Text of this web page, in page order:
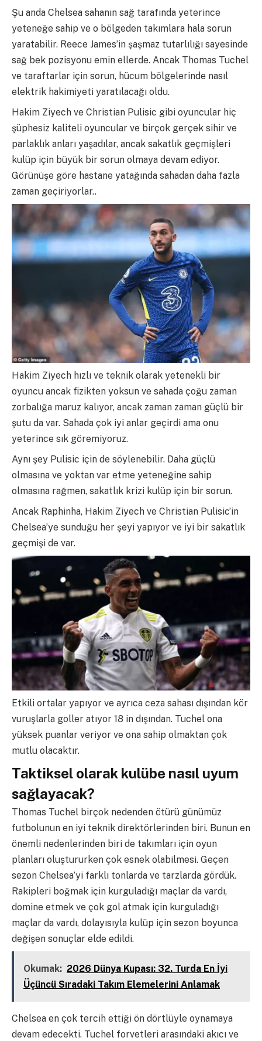
Şu anda Chelsea sahanın sağ tarafında yeterince
yeteneğe sahip ve o bölgeden takımlara hala sorun
yaratabilir. Reece James’in şaşmaz tutarlılığı sayesinde
sağ bek pozisyonu emin ellerde. Ancak Thomas Tuchel
ve taraftarlar için sorun, hücum bölgelerinde nasıl
elektrik hakimiyeti yaratılacağı oldu.
Hakim Ziyech ve Christian Pulisic gibi oyuncular hiç
şüphesiz kaliteli oyuncular ve birçok gerçek sihir ve
parlaklık anları yaşadılar, ancak sakatlık geçmişleri
kulüp için büyük bir sorun olmaya devam ediyor.
Görünüşe göre hastane yatağında sahadan daha fazla
zaman geçiriyorlar..
Hakim Ziyech hızlı ve teknik olarak yetenekli bir
oyuncu ancak fizikten yoksun ve sahada çoğu zaman
zorbalığa maruz kalıyor, ancak zaman zaman güçlü bir
şutu da var. Sahada çok iyi anlar geçirdi ama onu
yeterince sık göremiyoruz.
Aynı şey Pulisic için de söylenebilir. Daha güçlü
olmasına ve yoktan var etme yeteneğine sahip
olmasına rağmen, sakatlık krizi kulüp için bir sorun.
Ancak Raphinha, Hakim Ziyech ve Christian Pulisic’in
Chelsea’ye sunduğu her şeyi yapıyor ve iyi bir sakatlık
geçmişi de var.
Etkili ortalar yapıyor ve ayrıca ceza sahası dışından kör
vuruşlarla goller atıyor 18 in dışından. Tuchel ona
yüksek puanlar veriyor ve ona sahip olmaktan çok
mutlu olacaktır.
Taktiksel olarak kulübe nasıl uyum
sağlayacak?
Thomas Tuchel birçok nedenden ötürü günümüz
futbolunun en iyi teknik direktörlerinden biri. Bunun en
önemli nedenlerinden biri de takımları için oyun
planları oluştururken çok esnek olabilmesi. Geçen
sezon Chelsea’yi farklı tonlarda ve tarzlarda gördük.
Rakipleri boğmak için kurguladığı maçlar da vardı,
domine etmek ve çok gol atmak için kurguladığı
maçlar da vardı, dolayısıyla kulüp için sezon boyunca
değişen sonuçlar elde edildi.
Okumak: 2026 Dünya Kupası: 32. Turda En İyi
Üçüncü Sıradaki Takım Elemelerini Anlamak
Chelsea en çok tercih ettiği ön dörtlüyle oynamaya
devam edecekti. Tuchel forvetleri arasındaki akıcı ve